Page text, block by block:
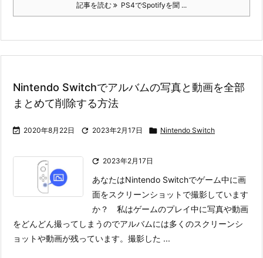
記事を読む PS4でSpotifyを聞 ...
Nintendo Switchでアルバムの写真と動画を全部
まとめて削除する方法
 2020年8月22日  2023年2月17日  Nintendo Switch
 2023年2月17日
あなたはNintendo Switchでゲーム中に画
面をスクリーンショットで撮影しています
か？ 私はゲームのプレイ中に写真や動画
をどんどん撮ってしまうのでアルバムには多くのスクリーンシ
ョットや動画が残っています。 撮影した ...